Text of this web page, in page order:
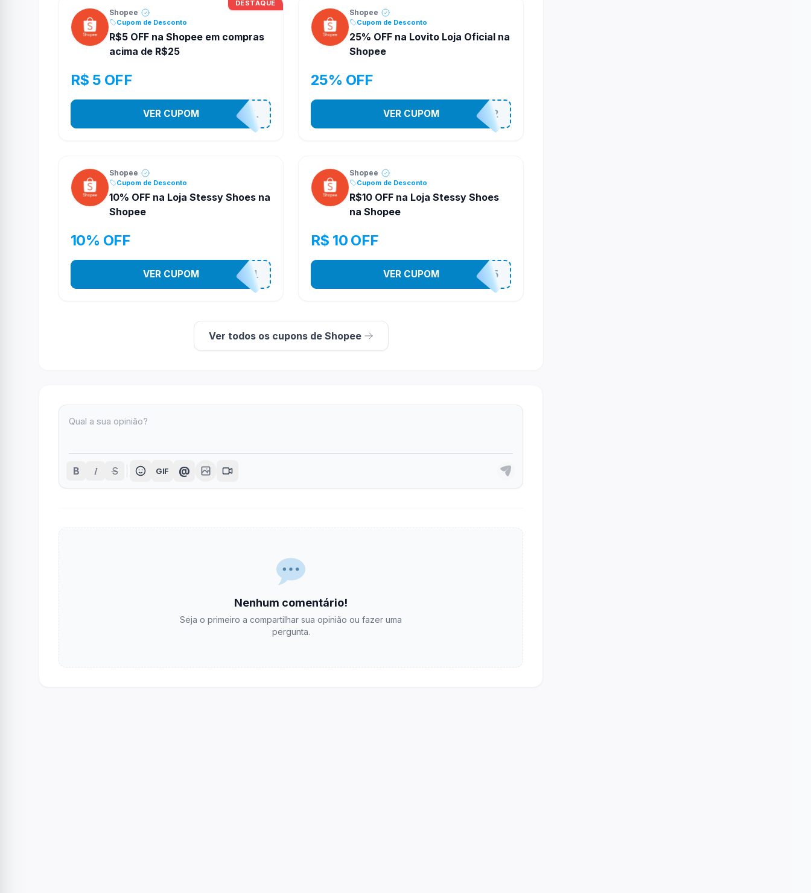
DESTAQUE
Shopee
Cupom de Desconto
R$5 OFF na Shopee em compras
acima de R$25
R$ 5 OFF
PR0M0710N4L
VER CUPOM
Shopee
Cupom de Desconto
25% OFF na Lovito Loja Oficial na
Shopee
25% OFF
141525852
VER CUPOM
Shopee
Cupom de Desconto
10% OFF na Loja Stessy Shoes na
Shopee
10% OFF
STES2541
VER CUPOM
Shopee
Cupom de Desconto
R$10 OFF na Loja Stessy Shoes
na Shopee
R$ 10 OFF
STES2525
VER CUPOM
Ver todos os cupons de Shopee
B I S GIF @
Nenhum comentário!
Seja o primeiro a compartilhar sua opinião ou fazer uma
pergunta.